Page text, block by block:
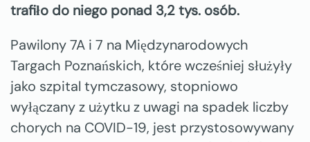
trafiło do niego ponad 3,2 tys. osób.
Pawilony 7A i 7 na Międzynarodowych
Targach Poznańskich, które wcześniej służyły
jako szpital tymczasowy, stopniowo
wyłączany z użytku z uwagi na spadek liczby
chorych na COVID-19, jest przystosowywany